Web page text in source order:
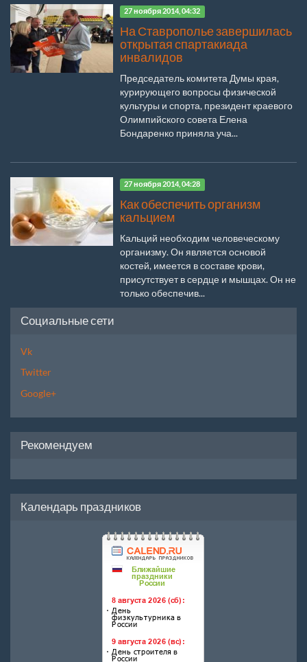
27 ноября 2014, 04:32
На Ставрополье завершилась
открытая спартакиада
инвалидов
Председатель комитета Думы края,
курирующего вопросы физической
культуры и спорта, президент краевого
Олимпийского совета Елена
Бондаренко приняла уча...
27 ноября 2014, 04:28
Как обеспечить организм
кальцием
Кальций необходим человеческому
организму. Он является основой
костей, имеется в составе крови,
присутствует в сердце и мышцах. Он не
только обеспечив...
Социальные сети
Vk
Twitter
Google+
Рекомендуем
Календарь праздников